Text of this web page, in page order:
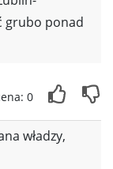
grubo ponad
0
władzy,